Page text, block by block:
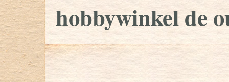
hobbywinkel de